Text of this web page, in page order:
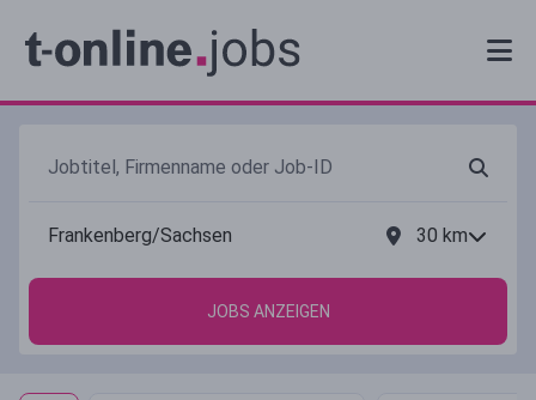
30 km
JOBS ANZEIGEN